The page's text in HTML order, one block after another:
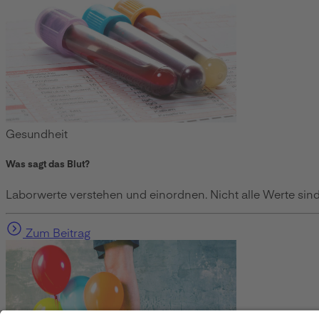
Gesundheit
Was sagt das Blut?
Laborwerte verstehen und einordnen. Nicht alle Werte
Zum Beitrag